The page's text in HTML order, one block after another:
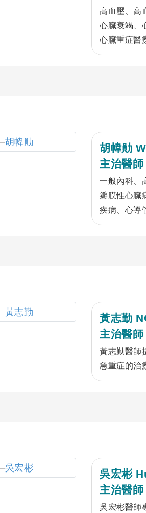
高血壓、高
心臟衰竭、
心臟重症醫
胡幃勛
主治醫師
一般內科、
瓣膜性心臟
疾病、心導
黃志勤
主治醫師
黃志勤醫師
急重症的治
吳宏彬
主治醫師
吳宏彬醫師